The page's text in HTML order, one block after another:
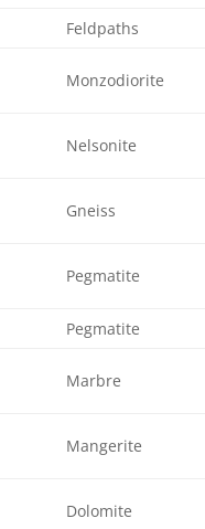
Feldpaths
Monzodiorite
Nelsonite
Gneiss
Pegmatite
Pegmatite
Marbre
Mangerite
Dolomite